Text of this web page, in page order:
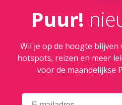
Puur!
Wil je op de hoogte blijven
hotspots, reizen en meer
voor de maandelijkse